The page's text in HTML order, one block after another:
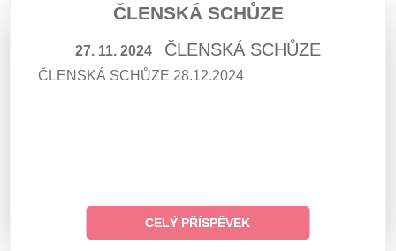
ČLENSKÁ SCHŮZE
27. 11. 2024 ČLENSKÁ SCHŮZE
ČLENSKÁ SCHŮZE 28.12.2024
CELÝ PŘÍSPĚVEK